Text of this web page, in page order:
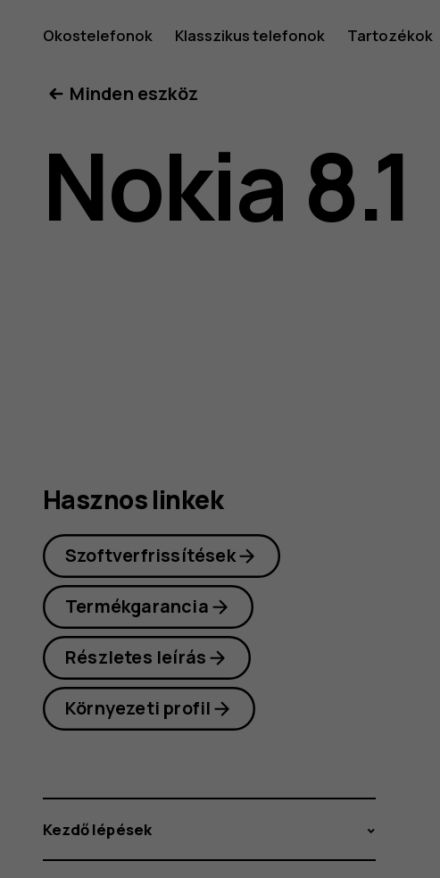
Nokia
8.1
Okostelefonok Klasszikus telefonok Tartozékok
Minden eszköz
Nokia 8.1
Hasznos linkek
Szoftverfrissítések
Termékgarancia
Részletes leírás
Környezeti profil
Kezdő lépések